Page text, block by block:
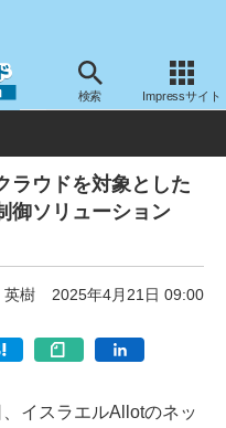
検索 Impressサイト
他
ラウドを対象とした
御ソリューション
英樹 2025年4月21日 09:00
イスラエルAllotのネッ